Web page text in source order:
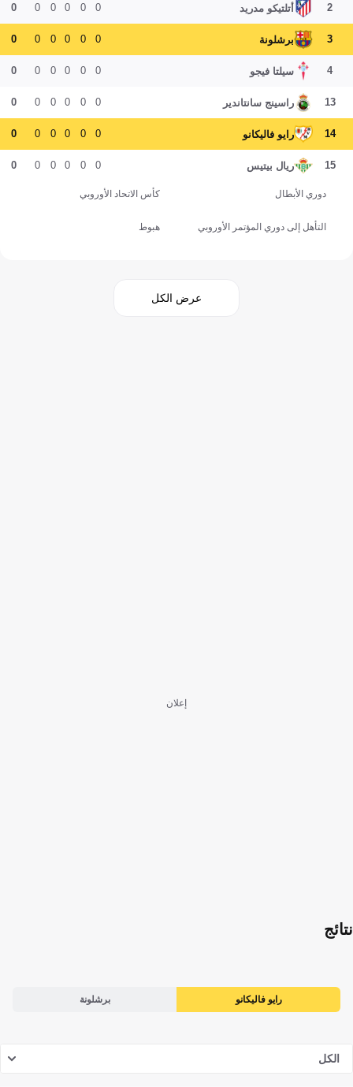
2 أتلتيكو مدريد 0
0
0
0
0
0
3 برشلونة 0
0
0
0
0
0
4 سيلتا فيجو 0
0
0
0
0
0
13 راسينج سانتاندير 0
0
0
0
0
0
14 رايو فاليكانو 0
0
0
0
0
0
15 ريال بيتيس 0
0
0
0
0
0
دوري الأبطال كأس الاتحاد الأوروبي
التأهل إلى دوري المؤتمر الأوروبي هبوط
عرض الكل
إعلان
نتائج
رايو فاليكانو برشلونة
الكل